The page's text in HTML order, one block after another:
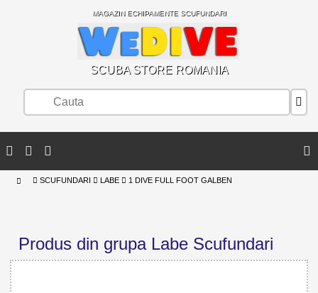
MAGAZIN ECHIPAMENTE SCUFUNDARI
SCUBA STORE ROMANIA
SCUFUNDARI LABE 1 DIVE FULL FOOT GALBEN
Produs din grupa Labe Scufundari